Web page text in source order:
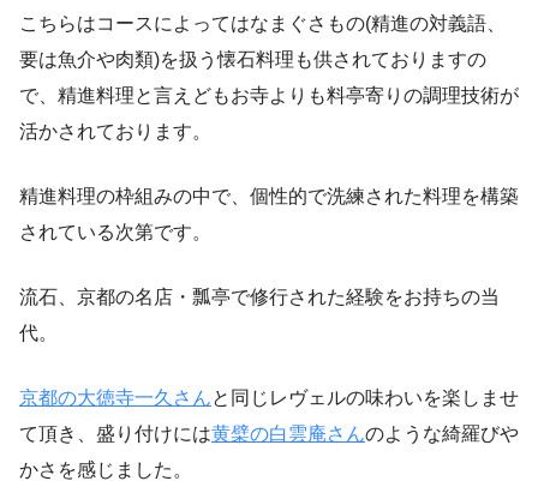
こちらはコースによってはなまぐさもの(精進の対義語、
要は魚介や肉類)を扱う懐石料理も供されておりますの
で、精進料理と言えどもお寺よりも料亭寄りの調理技術が
活かされております。
精進料理の枠組みの中で、個性的で洗練された料理を構築
されている次第です。
流石、京都の名店・瓢亭で修行された経験をお持ちの当
代。
京都の大徳寺一久さんと同じレヴェルの味わいを楽しませ
て頂き、盛り付けには黄檗の白雲庵さんのような綺羅びや
かさを感じました。